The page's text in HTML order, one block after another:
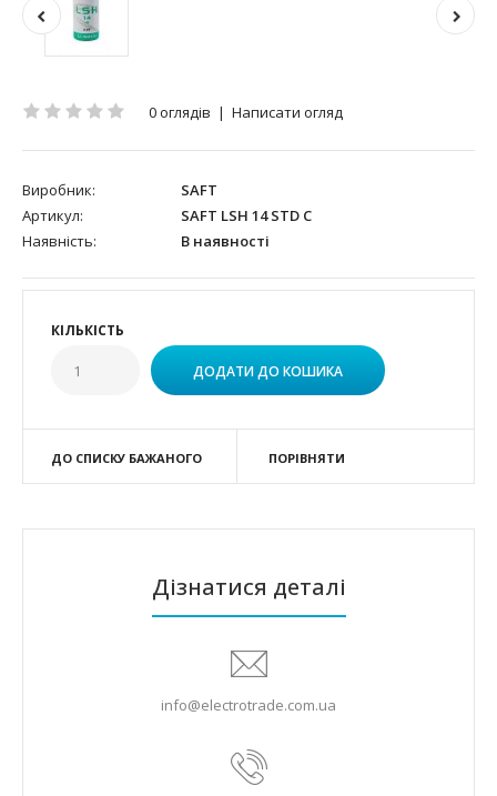
0 оглядів | Написати огляд
Виробник:
SAFT
Артикул:
SAFT LSH 14 STD С
Наявність:
В наявності
КІЛЬКІСТЬ
ДО СПИСКУ БАЖАНОГО ПОРІВНЯТИ
Дізнатися деталі
info@electrotrade.com.ua